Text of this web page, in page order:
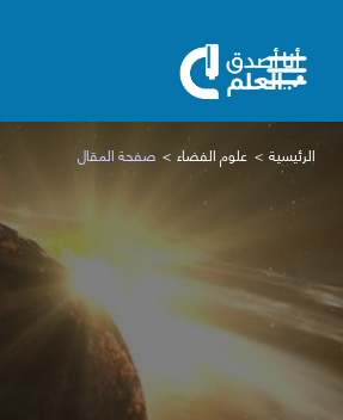
الرئيسية علوم الفضاء صفحة المقال